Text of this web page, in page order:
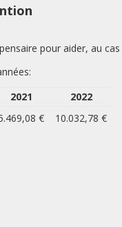
pour aider, au
2021
2022
€ 10.032,78 €